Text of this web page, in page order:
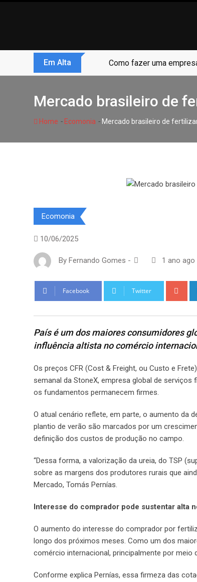
Em Alta Zero Trust não é
Mercado brasileiro de
Home - Ecomonia - Mercado brasileiro de
Ecomonia
10/06/2025
By Fernando Gomes - 1 ano ago
Facebook Twitter
País é um dos maiores consumidores
influência altista no comércio
Os preços CFR (Cost & Freight, ou Custo e
semanal da StoneX, empresa global de
os fundamentos permanecem firmes.
O atual cenário reflete, em parte, o aumento da
plantio de verão são marcados por um
definição dos custos de produção no campo.
“Dessa forma, a valorização da ureia, do TSP
sobre as margens dos produtores rurais que
Mercado, Tomás Pernías.
Interesse do comprador pode sustentar alta
O aumento do interesse do comprador por
longo dos próximos meses. Como um dos
comércio internacional, principalmente por
Conforme explica Pernías, essa firmeza das